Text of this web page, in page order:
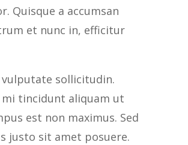
Quisque a accumsan
et nunc in, efficitur
vulputate sollicitudin.
mi tincidunt aliquam ut
est non maximus. Sed
justo sit amet posuere.